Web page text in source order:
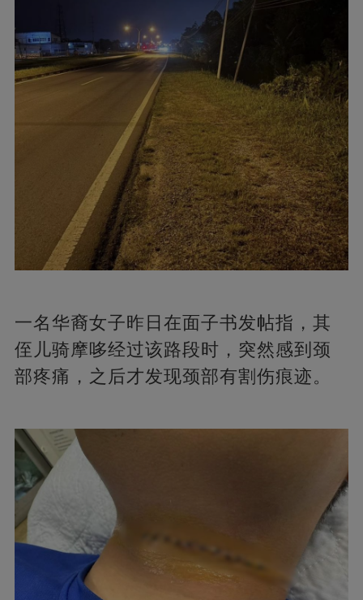
一名华裔女子昨日在面子书发帖指，其
侄儿骑摩哆经过该路段时，突然感到颈
部疼痛，之后才发现颈部有割伤痕迹。